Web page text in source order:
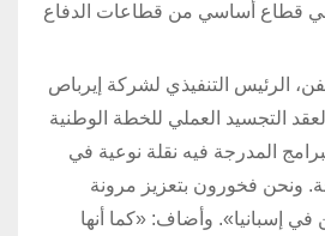
في قطاع أساسي من قطاعات الدفاع
الرئيس التنفيذي لشركة إيرباص
التجسيد العملي للخطة الوطنية
المدرجة فيه نقلة نوعية في
ونحن فخورون بتعزيز مرونة
في إسبانيا». وأضاف: «كما أنها